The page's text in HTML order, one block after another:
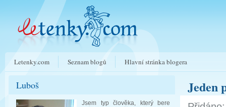
Letenky.com Seznam blogů Hlavní stránka blogera
Luboš
Jsem typ člověka, který bere
Jeden